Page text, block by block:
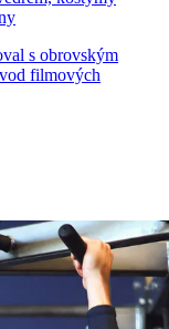
s obrovským
filmových